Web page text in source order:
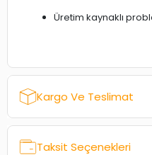
Üretim kaynaklı
Kargo Ve Teslimat
Taksit Seçenekleri